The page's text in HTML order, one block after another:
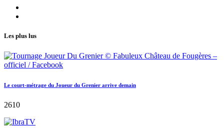
Les plus lus
Le court-métrage du Joueur du Grenier arrive demain
2610